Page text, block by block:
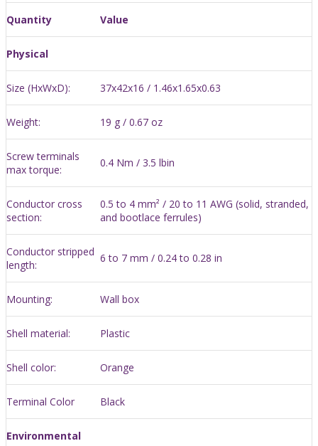
Quantity Value
Physical
Size (HxWxD): 37x42x16 / 1.46x1.65x0.63
Weight: 19 g / 0.67 oz
Screw terminals
max torque:
0.4 Nm / 3.5 lbin
Conductor cross
section:
0.5 to 4 mm² / 20 to 11 AWG (solid, stranded,
and bootlace ferrules)
Conductor stripped
length:
6 to 7 mm / 0.24 to 0.28 in
Mounting: Wall box
Shell material: Plastic
Shell color: Orange
Terminal Color Black
Environmental